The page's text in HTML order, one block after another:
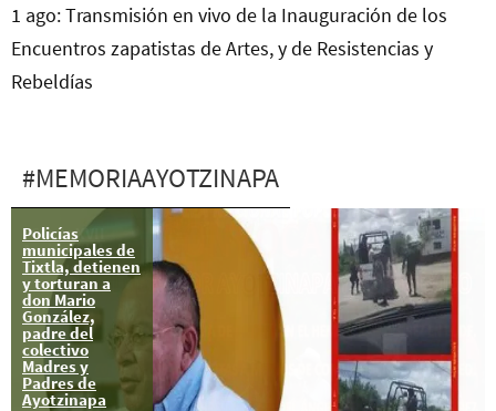
1 ago: Transmisión en vivo de la Inauguración de los
Encuentros zapatistas de Artes, y de Resistencias y
Rebeldías
#MEMORIAAYOTZINAPA
Policías
municipales de
Tixtla, detienen
y torturan a
don Mario
González,
padre del
colectivo
Madres y
Padres de
Ayotzinapa
26 oct: XVII
Acción Global
por Ayotzinapa